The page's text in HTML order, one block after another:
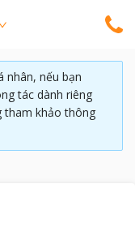
nhân, nếu bạn
tác dành riêng
tham khảo thông